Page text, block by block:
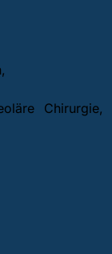
Chirurgie,